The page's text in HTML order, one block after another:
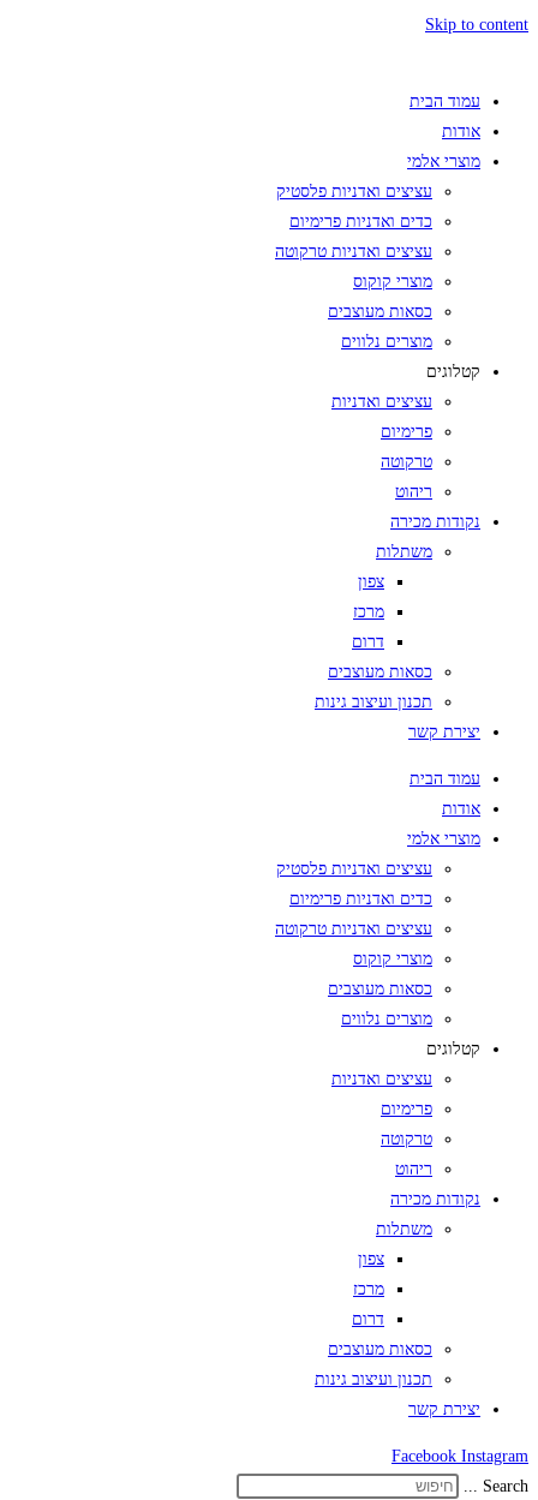
Skip to content
עמוד הבית
אודות
מוצרי אלמי
עציצים ואדניות פלסטיק
כדים ואדניות פרימיום
עציצים ואדניות טרקוטה
מוצרי קוקוס
כסאות מעוצבים
מוצרים נלווים
קטלוגים
עציצים ואדניות
פרימיום
טרקוטה
ריהוט
נקודות מכירה
משתלות
צפון
מרכז
דרום
כסאות מעוצבים
תכנון ועיצוב גינות
יצירת קשר
עמוד הבית
אודות
מוצרי אלמי
עציצים ואדניות פלסטיק
כדים ואדניות פרימיום
עציצים ואדניות טרקוטה
מוצרי קוקוס
כסאות מעוצבים
מוצרים נלווים
קטלוגים
עציצים ואדניות
פרימיום
טרקוטה
ריהוט
נקודות מכירה
משתלות
צפון
מרכז
דרום
כסאות מעוצבים
תכנון ועיצוב גינות
יצירת קשר
Facebook Instagram
Search ...